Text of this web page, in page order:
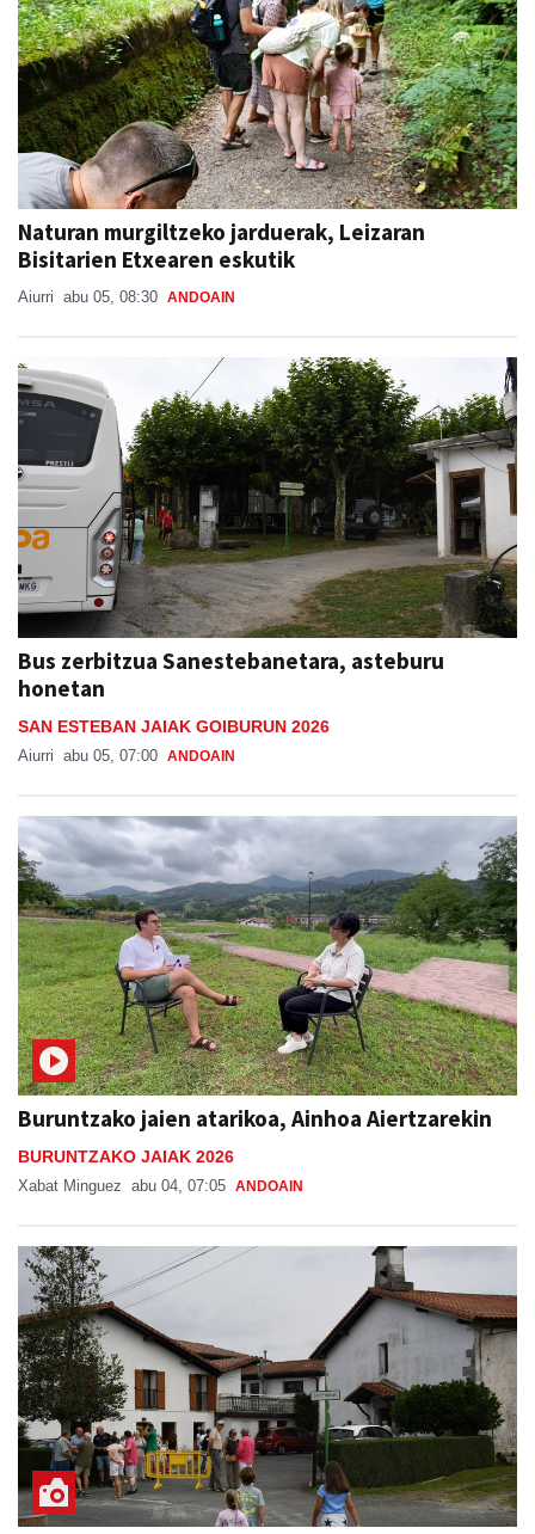
Naturan murgiltzeko jarduerak, Leizaran
Bisitarien Etxearen eskutik
Aiurri abu 05, 08:30 ANDOAIN
Bus zerbitzua Sanestebanetara, asteburu
honetan
SAN ESTEBAN JAIAK GOIBURUN 2026
Aiurri abu 05, 07:00 ANDOAIN
Buruntzako jaien atarikoa, Ainhoa Aiertzarekin
BURUNTZAKO JAIAK 2026
Xabat Minguez abu 04, 07:05 ANDOAIN